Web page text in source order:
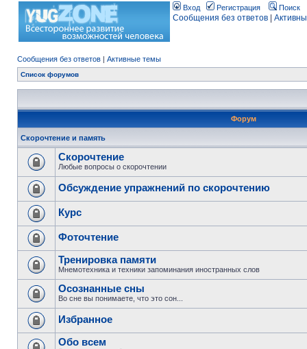
Вход Регистрация Поиск
Сообщения без ответов
Сообщения без ответов | Активные темы
Список форумов
Форум
Скорочтение и память
Скорочтение
Любые вопросы о скорочтении
Обсуждение упражнений по скорочтению
Курс
Фоточтение
Тренировка памяти
Мнемотехника и техники запоминания иностранных слов
Осознанные сны
Во сне вы понимаете, что это сон...
Избранное
Обо всем